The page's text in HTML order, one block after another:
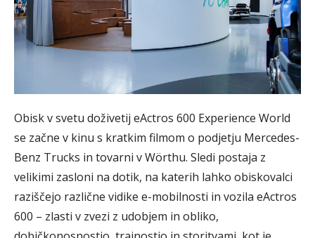
Obisk v svetu doživetij eActros 600 Experience World
se začne v kinu s kratkim filmom o podjetju Mercedes-
Benz Trucks in tovarni v Wörthu. Sledi postaja z
velikimi zasloni na dotik, na katerih lahko obiskovalci
raziščejo različne vidike e-mobilnosti in vozila eActros
600 – zlasti v zvezi z udobjem in obliko,